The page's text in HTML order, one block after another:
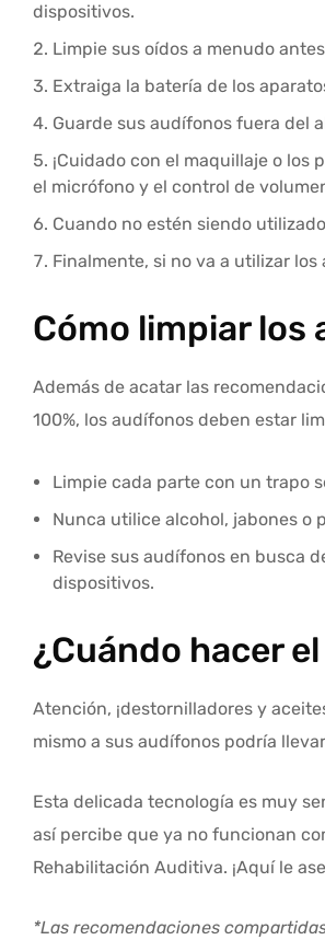
dispositivos.
Limpie sus oídos a menudo
Extraiga la batería de los
Guarde sus audífonos fuera del
¡Cuidado con el maquillaje o
el micrófono y el control de
Cuando no estén siendo
Finalmente, si no va a utilizar
Cómo limpiar los
Además de acatar las
100%, los audífonos deben estar
Limpie cada parte con un trapo
Nunca utilice alcohol, jabones o
Revise sus audífonos en busca
dispositivos.
¿Cuándo hacer
Atención, ¡destornilladores y
mismo a sus audífonos podría
Esta delicada tecnología es muy
así percibe que ya no funcionan
Rehabilitación Auditiva. ¡Aquí le
*Las recomendaciones